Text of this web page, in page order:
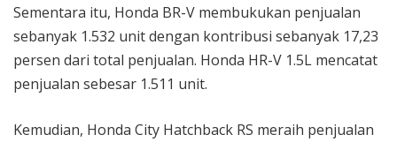
Sementara itu, Honda BR-V membukukan penjualan
sebanyak 1.532 unit dengan kontribusi sebanyak 17,23
persen dari total penjualan. Honda HR-V 1.5L mencatat
penjualan sebesar 1.511 unit.
Kemudian, Honda City Hatchback RS meraih penjualan